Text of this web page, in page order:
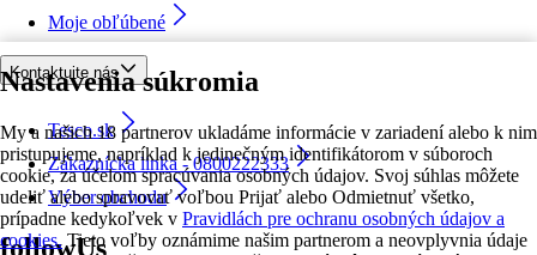
Nastavenia súkromia
My a našich 18 partnerov ukladáme informácie v zariadení alebo k nim
pristupujeme, napríklad k jedinečným identifikátorom v súboroch
cookie, za účelom spracúvania osobných údajov. Svoj súhlas môžete
udeliť alebo spravovať voľbou Prijať alebo Odmietnuť všetko,
prípadne kedykoľvek v Pravidlách pre ochranu osobných údajov a
cookies. Tieto voľby oznámime našim partnerom a neovplyvnia údaje
Moje obľúbené
Kontaktujte nás
Tesco.sk
Zákaznícka linka - 0800222333
Výber obchodu
followUs